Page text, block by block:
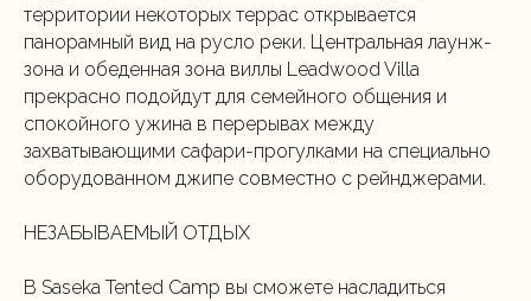
территории некоторых террас открывается
панорамный вид на русло реки. Центральная лаунж-
зона и обеденная зона виллы Leadwood Villa
прекрасно подойдут для семейного общения и
спокойного ужина в перерывах между
захватывающими сафари-прогулками на специально
оборудованном джипе совместно с рейнджерами.
НЕЗАБЫВАЕМЫЙ ОТДЫХ
В Saseka Tented Camp вы сможете насладиться